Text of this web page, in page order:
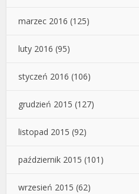
marzec 2016 (125)
luty 2016 (95)
styczeń 2016 (106)
grudzień 2015 (127)
listopad 2015 (92)
październik 2015 (101)
wrzesień 2015 (62)